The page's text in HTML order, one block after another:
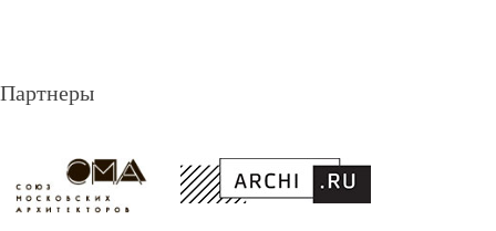
Партнеры